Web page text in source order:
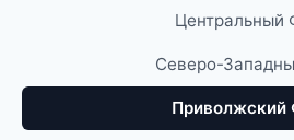
Центральный
Северо-
Приволжский